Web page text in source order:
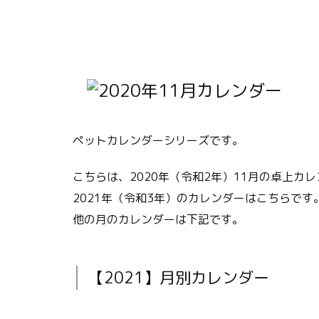
ペットカレンダーシリーズです。
こちらは、2020年（令和2年）11月の卓上カレ
2021年（令和3年）のカレンダーはこちらです。
他の月のカレンダーは下記です。
【2021】月別カレンダー